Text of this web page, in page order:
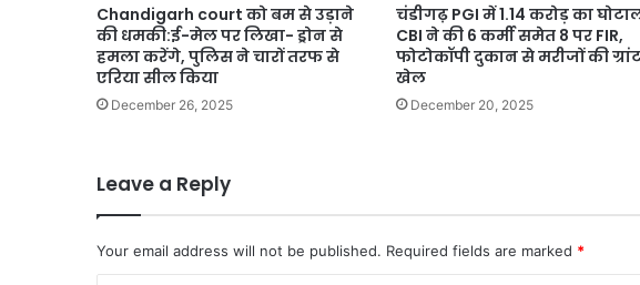
Chandigarh court को बम से उड़ाने
की धमकी:ई-मेल पर लिखा- ड्रोन से
हमला करेंगे, पुलिस ने चारों तरफ से
एरिया सील किया
December 26, 2025
चंडीगढ़ PGI में 1.14 करोड़ का
CBI ने की 6 कर्मी समेत 8 पर FIR,
फोटोकॉपी दुकान से मरीजों की
खेल
December 20, 2025
Leave a Reply
Your email address will not be published. Required fields are marked *